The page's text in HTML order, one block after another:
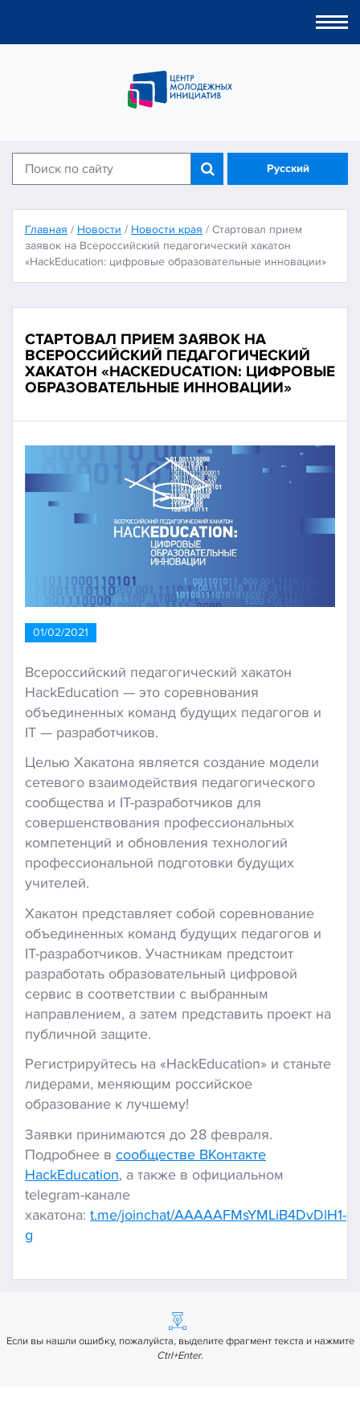
Русский
Главная / Новости / Новости края / Стартовал прием
заявок на Всероссийский педагогический хакатон
«HackEducation: цифровые образовательные инновации»
СТАРТОВАЛ ПРИЕМ ЗАЯВОК НА
ВСЕРОССИЙСКИЙ ПЕДАГОГИЧЕСКИЙ
ХАКАТОН «HACKEDUCATION: ЦИФРОВЫЕ
ОБРАЗОВАТЕЛЬНЫЕ ИННОВАЦИИ»
01/02/2021
Всероссийский педагогический хакатон
HackEducation — это соревнования
объединенных команд будущих педагогов и
IT — разработчиков.
Целью Хакатона является создание модели
сетевого взаимодействия педагогического
сообщества и IT-разработчиков для
совершенствования профессиональных
компетенций и обновления технологий
профессиональной подготовки будущих
учителей.
Хакатон представляет собой соревнование
объединенных команд будущих педагогов и
IT-разработчиков. Участникам предстоит
разработать образовательный цифровой
сервис в соответствии с выбранным
направлением, а затем представить проект на
публичной защите.
Регистрируйтесь на «HackEducation» и станьте
лидерами, меняющим российское
образование к лучшему!
Заявки принимаются до 28 февраля.
Подробнее в сообществе ВКонтакте
HackEducation, а также в официальном
telegram-канале
хакатона: t.me/joinchat/AAAAAFMsYMLiB4DvDlH1-
g
Если вы нашли ошибку, пожалуйста, выделите фрагмент текста и нажмите
Ctrl+Enter.